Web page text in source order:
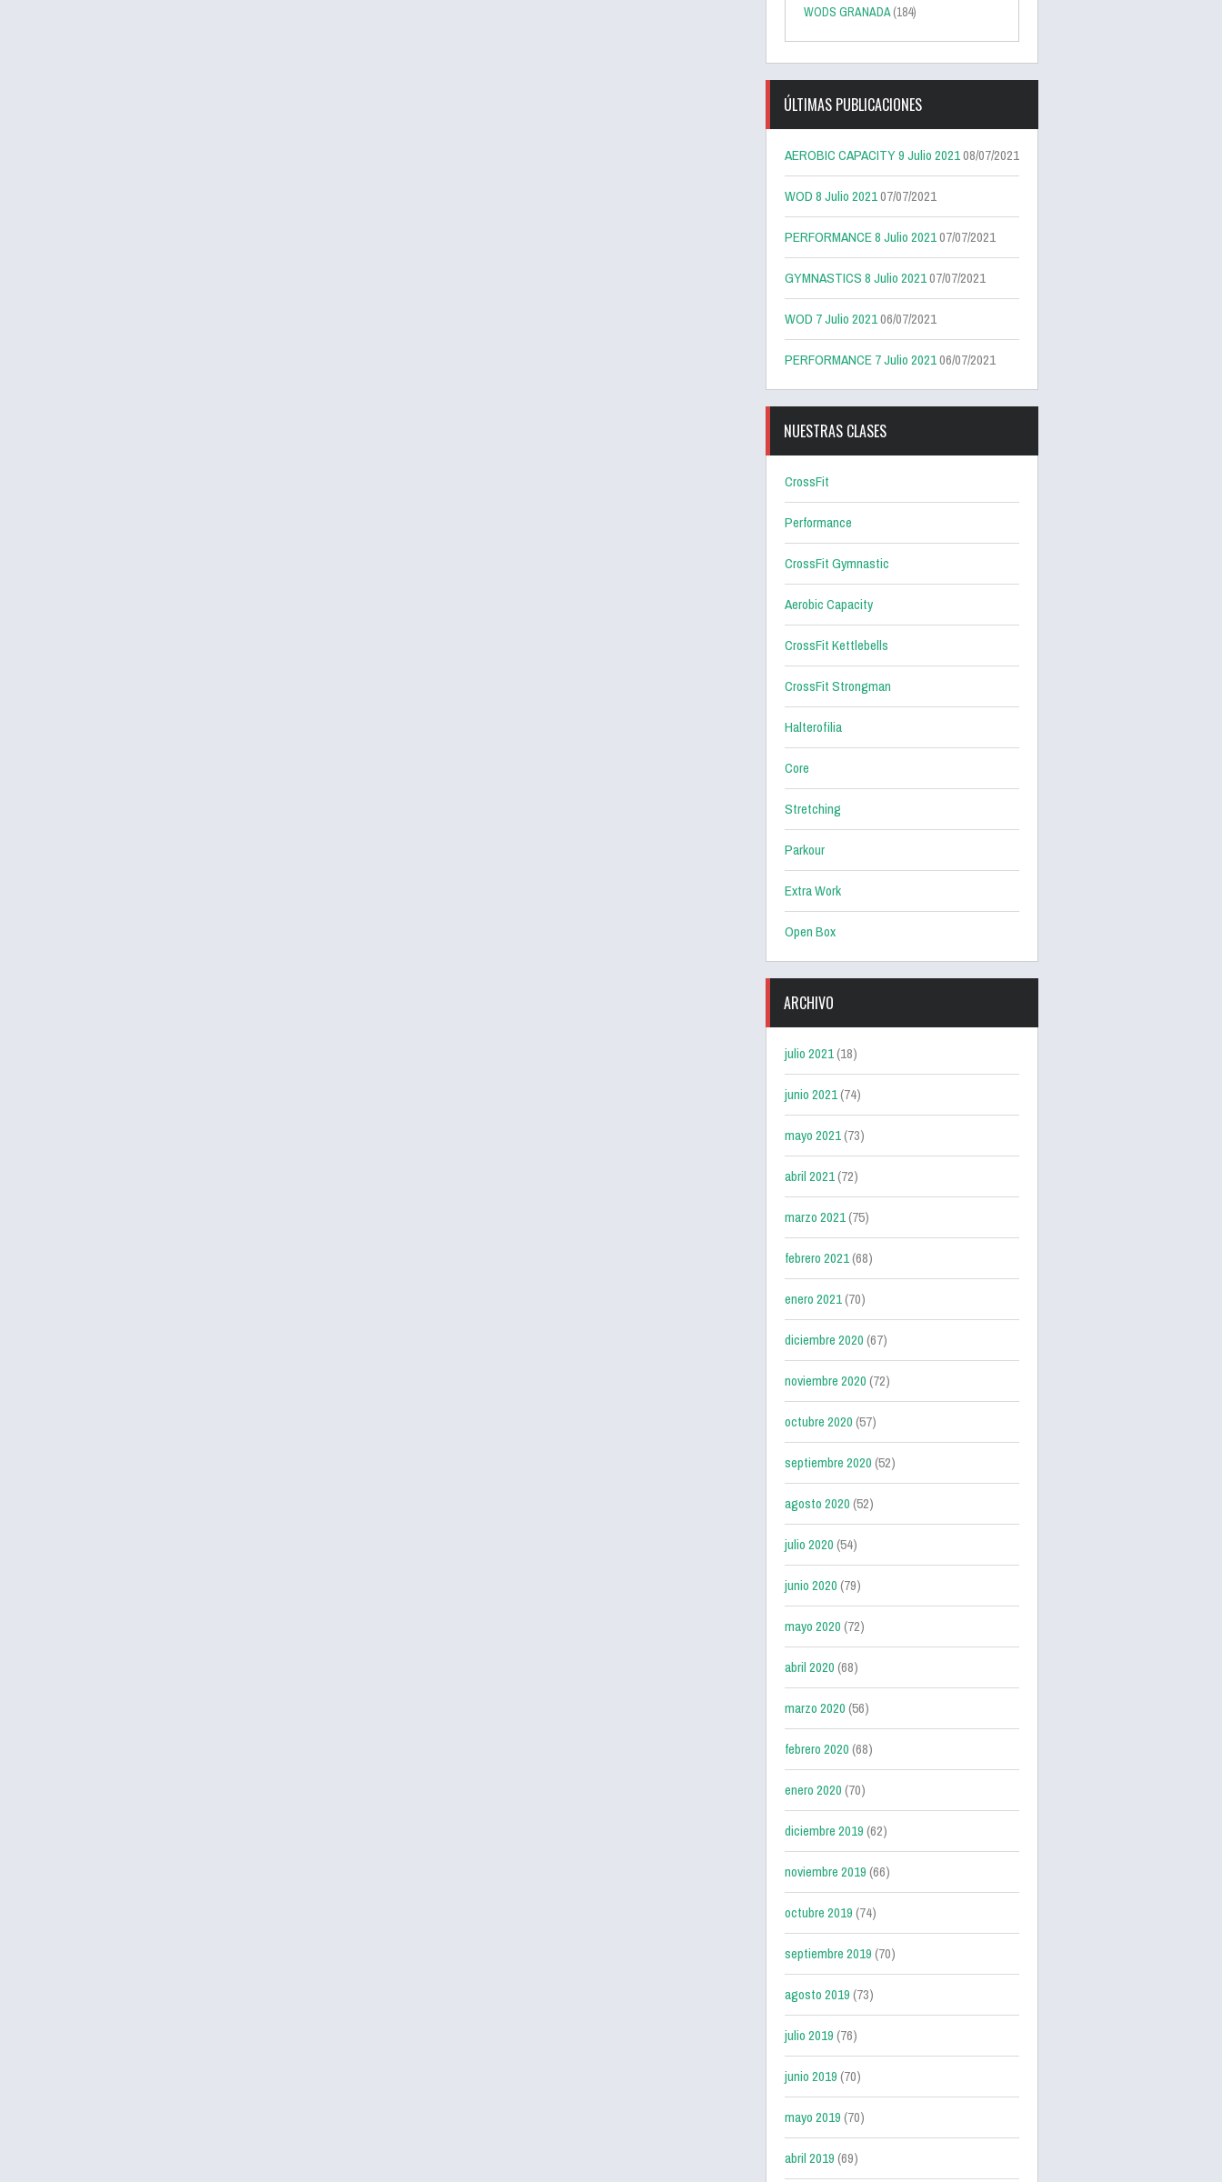
WODS GRANADA(184)
ÚLTIMAS PUBLICACIONES
AEROBIC CAPACITY 9 Julio 202108/07/2021
WOD 8 Julio 202107/07/2021
PERFORMANCE 8 Julio 202107/07/2021
GYMNASTICS 8 Julio 202107/07/2021
WOD 7 Julio 202106/07/2021
PERFORMANCE 7 Julio 202106/07/2021
NUESTRAS CLASES
CrossFit
Performance
CrossFit Gymnastic
Aerobic Capacity
CrossFit Kettlebells
CrossFit Strongman
Halterofilia
Core
Stretching
Parkour
Extra Work
Open Box
ARCHIVO
julio 2021(18)
junio 2021(74)
mayo 2021(73)
abril 2021(72)
marzo 2021(75)
febrero 2021(68)
enero 2021(70)
diciembre 2020(67)
noviembre 2020(72)
octubre 2020(57)
septiembre 2020(52)
agosto 2020(52)
julio 2020(54)
junio 2020(79)
mayo 2020(72)
abril 2020(68)
marzo 2020(56)
febrero 2020(68)
enero 2020(70)
diciembre 2019(62)
noviembre 2019(66)
octubre 2019(74)
septiembre 2019(70)
agosto 2019(73)
julio 2019(76)
junio 2019(70)
mayo 2019(70)
abril 2019(69)